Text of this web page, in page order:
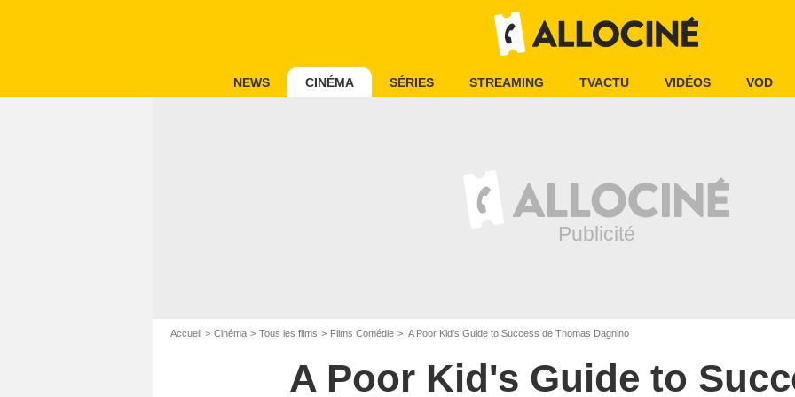
NEWS CINÉMA SÉRIES STREAMING TVACTU VIDÉOS VOD
Accueil Cinéma Tous les films Films Comédie A Poor Kid's Guide to Success de Thomas Dagnino
A Poor Kid's Guide to